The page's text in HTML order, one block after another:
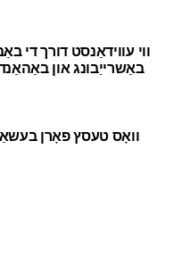
ווי עווידאַנסט דורך די
באַשרייַבונג און
וואָס טעסץ פאָרן